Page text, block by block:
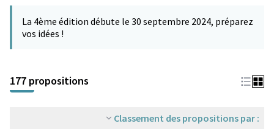
−
La 4ème édition débute le 30 septembre 2024, préparez
vos idées !
177 propositions
Classement des propositions par :